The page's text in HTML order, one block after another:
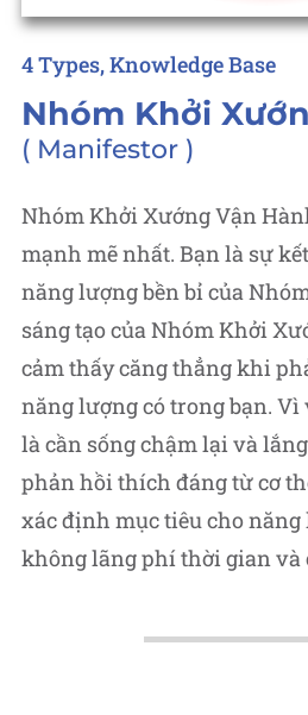
Posted
in
4 Types Knowledge Base
Nhóm Khởi
Manifestor
Nhóm Khởi Xướng Vận
mạnh mẽ nhất. Bạn là sự
năng lượng bền bỉ của
sáng tạo của Nhóm Khởi
cảm thấy căng thẳng khi
năng lượng có trong bạn. Vì
là cần sống chậm lại và
phản hồi thích đáng từ cơ
xác định mục tiêu cho
không lãng phí thời gian và